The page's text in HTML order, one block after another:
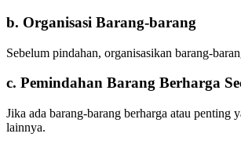
b. Organisasi Barang-barang
Sebelum pindahan, organisasikan barang-
c. Pemindahan Barang Berharga
Jika ada barang-barang berharga atau penting
lainnya.